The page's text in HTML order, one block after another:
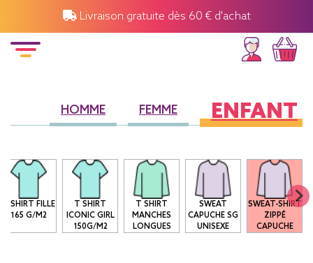
Livraison gratuite dès 60 € d'achat
HOMME FEMME ENFANT
T-SHIRT FILLE
165 G/M2
T SHIRT
ICONIC GIRL
150G/M2
T SHIRT
MANCHES
LONGUES
SWEAT
CAPUCHE SG
UNISEXE
SWEAT-SHIRT
ZIPPÉ
CAPUCHE